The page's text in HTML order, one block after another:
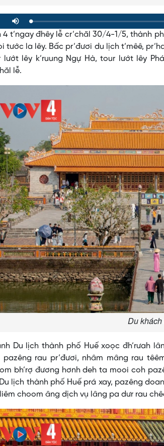
Mute Loaded:
0%
Progress:
0%
4 t’ngay đhêy lễ cr’chăl 30/4-1/5, thành
tước la lêy. Bấc pr’đươi du lịch t’mêê,
lướt lêy k’ruung Ngự Hà, tour lướt lêy
lễ.
Du
Du lịch thành phố Huế xoọc đh’rưah
pazêng rau pr’đươi, nhâm mâng rau
bh’rợ đương hơnh deh ta mooi coh
lịch thành phố Huế prá xay, pazêng
choom âng dịch vụ lâng pa dưr rau